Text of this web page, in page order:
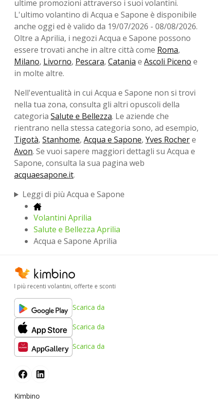
ultime promozioni attraverso i suoi volantini.
L'ultimo volantino di Acqua e Sapone è disponibile
anche oggi ed è valido da 19/07/2026 - 08/08/2026.
Oltre a Aprilia, i negozi Acqua e Sapone possono
essere trovati anche in altre città come Roma,
Milano, Livorno, Pescara, Catania e Ascoli Piceno e
in molte altre.
Nell'eventualità in cui Acqua e Sapone non si trovi
nella tua zona, consulta gli altri opuscoli della
categoria Salute e Bellezza. Le aziende che
rientrano nella stessa categoria sono, ad esempio,
Tigotà, Stanhome, Acqua e Sapone, Yves Rochere
Avon. Se vuoi sapere maggiori dettagli su Acqua e
Sapone, consulta la sua pagina web
acquaesapone.it.
Leggi di più Acqua e Sapone
Volantini Aprilia
Salute e Bellezza Aprilia
Acqua e Sapone Aprilia
I più recenti volantini, offerte e sconti
Scarica da
Scarica da
Scarica da
Kimbino